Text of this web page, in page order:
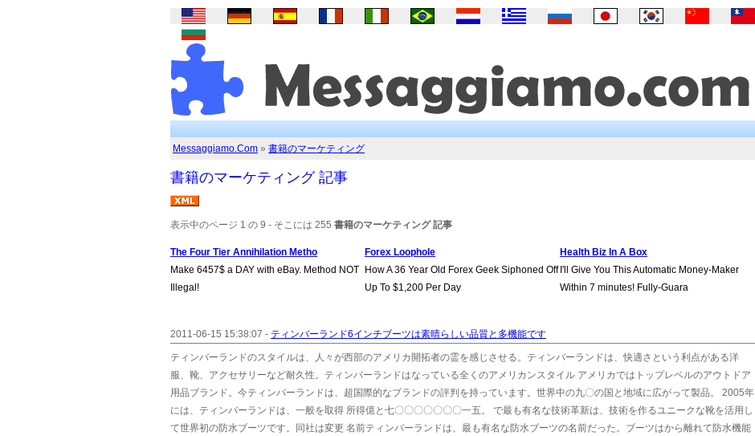
Messaggiamo.Com » 書籍のマーケティング
書籍のマーケティング 記事
表示中のページ 1 の 9 - そこには 255 書籍のマーケティング 記事
The Four Tier Annihilation Metho
Make 6457$ a DAY with eBay. Method NOT
Illegal!
Forex Loophole
How A 36 Year Old Forex Geek Siphoned Off
Up To $1,200 Per Day
Health Biz In A Box
I'll Give You This Automatic Money-Maker
Within 7 minutes! Fully-Guara
2011-06-15 15:38:07 - ティンバーランド6インチブーツは素晴らしい品質と多機能です
ティンバーランドのスタイルは、人々が西部のアメリカ開拓者の霊を感じさせる。ティンバーランドは、快適さという利点がある洋
服、靴、アクセサリーなど耐久性。ティンバーランドはなっている全くのアメリカンスタイル アメリカではトップレベルのアウトドア
用品ブランド。今ティンバーランドは、超国際的なブランドの評判を持っています。世界中の九〇の国と地域に広がって製品。 2005年
には、ティンバーランドは、一般を取得 所得億と七〇〇〇〇〇〇〇一五。 で最も有名な技術革新は、技術を作るユニークな靴を活用し
て世界初の防水ブーツです。同社は変更 名前ティンバーランドは、最も有名な防水ブーツの名前だった。ブーツはから離れて防水機能